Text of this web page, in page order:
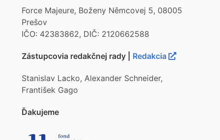
Force Majeure, Boženy Němcovej 5, 08005
Prešov
IČO: 42383862, DIČ: 2120662588
Zástupcovia redakčnej rady | Redakcia
Stanislav Lacko, Alexander Schneider,
František Gago
Ďakujeme